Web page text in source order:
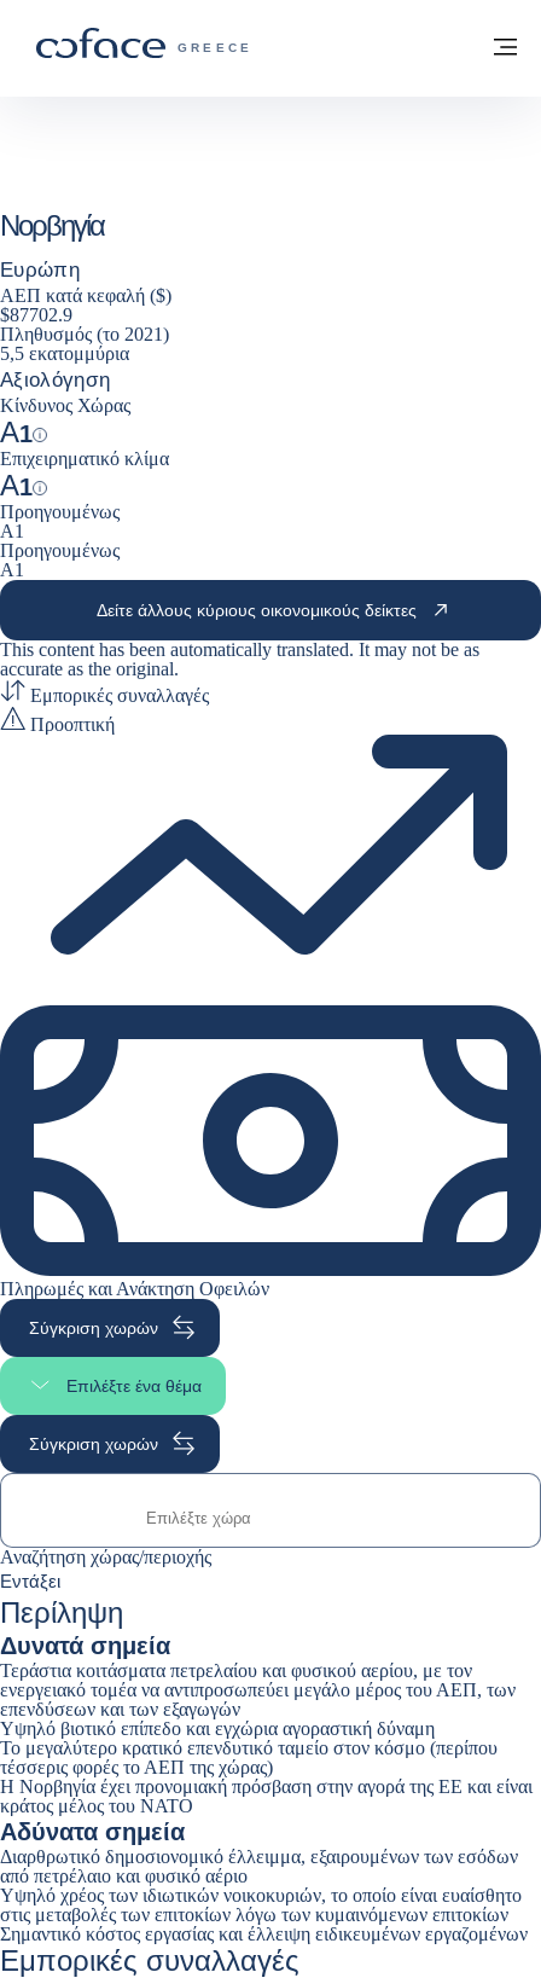
COFACE FOR TRADE - ΙΣΤΟΣΕΛΊΔΑ
GREECE
Πίσω στην Αρχική
Νορβηγία
Ευρώπη
ΑΕΠ κατά κεφαλή ($)
$87702.9
Πληθυσμός (το 2021)
5,5 εκατομμύρια
Αξιολόγηση
Κίνδυνος Χώρας
A1
Help
Επιχειρηματικό κλίμα
A1
Help
Προηγουμένως
A1
Προηγουμένως
A1
Δείτε άλλους κύριους οικονομικούς δείκτες
This content has been automatically translated. It may not be as
accurate as the original.
Εμπορικές συναλλαγές
Προοπτική
Πληρωμές και Ανάκτηση Οφειλών
Σύγκριση χωρών
Επιλέξτε ένα θέμα
Επιλέξτε τμήμα της σελίδας
Σύγκριση χωρών
Αναζήτηση χώρας/περιοχής
0suggestions
Αναζήτηση χώρας/περιοχής
Εντάξει
Περίληψη
Δυνατά σημεία
Τεράστια κοιτάσματα πετρελαίου και φυσικού αερίου, με τον
ενεργειακό τομέα να αντιπροσωπεύει μεγάλο μέρος του ΑΕΠ, των
επενδύσεων και των εξαγωγών
Υψηλό βιοτικό επίπεδο και εγχώρια αγοραστική δύναμη
Το μεγαλύτερο κρατικό επενδυτικό ταμείο στον κόσμο (περίπου
τέσσερις φορές το ΑΕΠ της χώρας)
Η Νορβηγία έχει προνομιακή πρόσβαση στην αγορά της ΕΕ και είναι
κράτος μέλος του ΝΑΤΟ
Αδύνατα σημεία
Διαρθρωτικό δημοσιονομικό έλλειμμα, εξαιρουμένων των εσόδων
από πετρέλαιο και φυσικό αέριο
Υψηλό χρέος των ιδιωτικών νοικοκυριών, το οποίο είναι ευαίσθητο
στις μεταβολές των επιτοκίων λόγω των κυμαινόμενων επιτοκίων
Σημαντικό κόστος εργασίας και έλλειψη ειδικευμένων εργαζομένων
Εμπορικές συναλλαγές